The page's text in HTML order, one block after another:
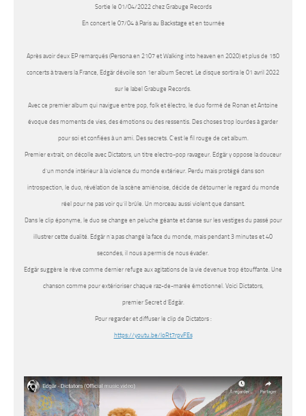
Sortie le 01/04/2022 chez Grabuge Records
En concert le 07/04 à Paris au Backstage et en tournée
Après avoir deux EP remarqués (Persona en 2107 et Walking into heaven en 2020) et plus de 150
concerts à travers la France, Edgär dévoile son 1er album Secret. Le disque sortira le 01 avril 2022
sur le label Grabuge Records.
Avec ce premier album qui navigue entre pop, folk et électro, le duo formé de Ronan et Antoine
évoque des moments de vies, des émotions ou des ressentis. Des choses trop lourdes à garder
pour soi et confiées à un ami. Des secrets. C’est le fil rouge de cet album.
Premier extrait, on décolle avec Dictators , un titre electro-pop ravageur. Edgär y oppose la douceur
d’un monde intérieur à la violence du monde extérieur. Perdu mais protégé dans son
introspection, le duo, révélation de la scène amiénoise, décide de détourner le regard du monde
réel pour ne pas voir qu’il brûle. Un morceau aussi violent que dansant.
Dans le clip éponyme, le duo se change en peluche géante et danse sur les vestiges du passé pour
illustrer cette dualité. Edgär n’a pas changé la face du monde, mais pendant 3 minutes et 40
secondes, il nous a permis de nous évader.
Edgär suggère le rêve comme dernier refuge aux agitations de la vie devenue trop étouffante. Une
chanson comme pour extérioriser chaque raz-de-marée émotionnel. Voici Dictators,
premier Secret d’Edgär.
Pour regarder et diffuser le clip de Dictators :
https://youtu.be/loRt7rpvFEs